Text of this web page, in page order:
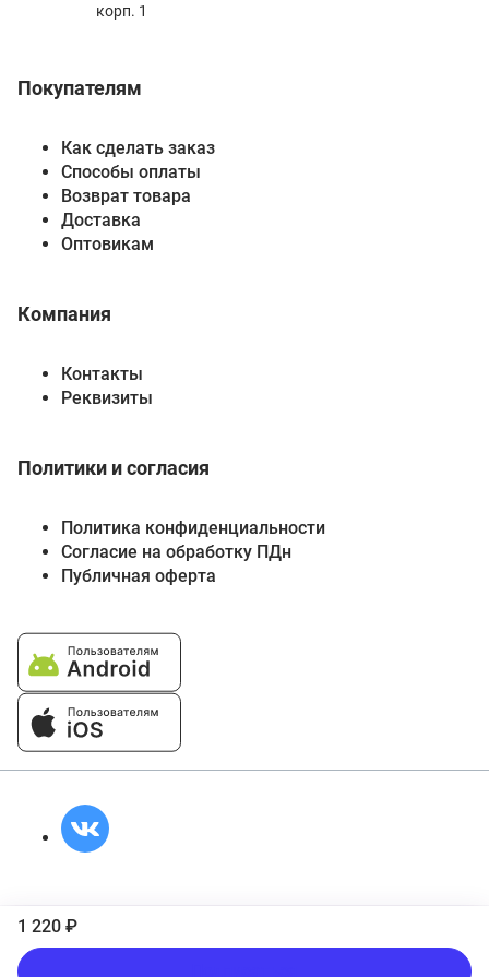
1 220 ₽
Покупателям
Как сделать заказ
Способы оплаты
Возврат товара
Доставка
Оптовикам
Компания
Контакты
Реквизиты
Политики и согласия
Политика конфиденциальности
Согласие на обработку ПДн
Публичная оферта
корп. 1